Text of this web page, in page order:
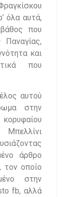
όλα αυτά,
που
και
που
αυτού
στην
Μπελλίνι
άρθρο
τον οποίο
στην
fb, αλλά